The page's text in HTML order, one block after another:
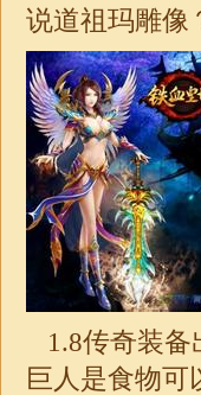
说道祖玛雕像
1.8传奇装备
巨人是食物可